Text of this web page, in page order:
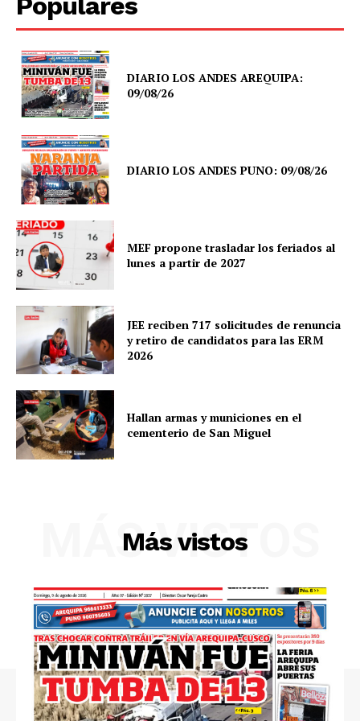
Diario los Andes
Nosotros
Contacto
Prensa
DIARIO LOS ANDES AREQUIPA:
09/08/26
DIARIO LOS ANDES PUNO: 09/08/26
MEF propone trasladar los feriados al
lunes a partir de 2027
JEE reciben 717 solicitudes de renuncia
y retiro de candidatos para las ERM
2026
Hallan armas y municiones en el
cementerio de San Miguel
Más vistos
MÁS VISTOS